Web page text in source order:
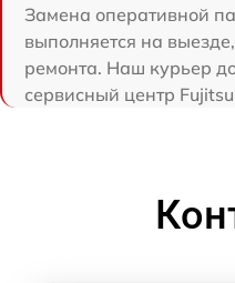
Замена оперативной
выполняется на
ремонта. Наш курьер
сервисный центр